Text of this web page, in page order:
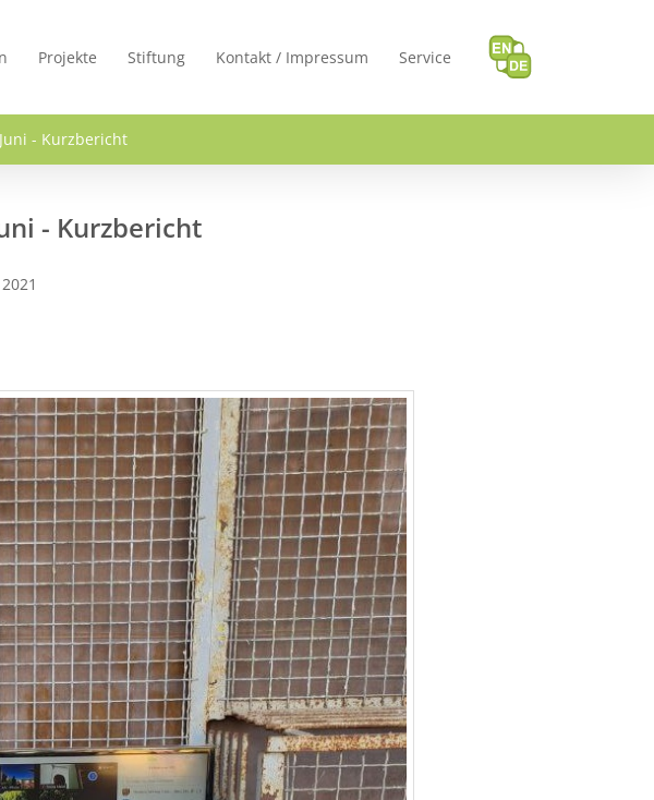
Projekte Stiftung Kontakt / Impressum Service
- Kurzbericht
- Kurzbericht